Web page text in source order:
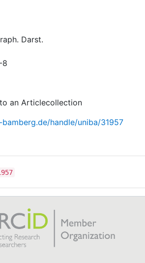
Darst.
8
an Articlecollection
handle/uniba/31957